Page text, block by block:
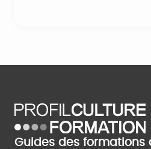
Guides des formations